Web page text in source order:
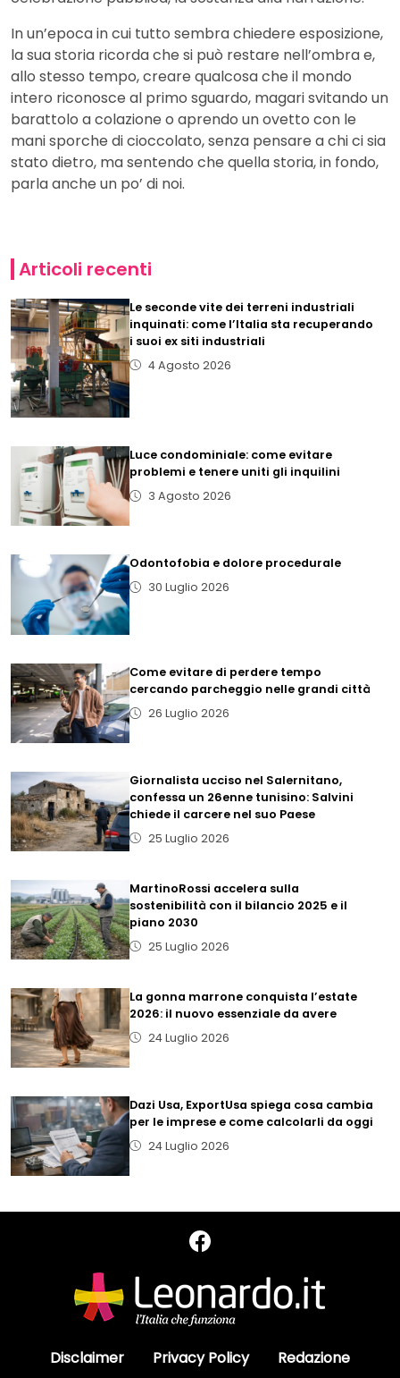
In un’epoca in cui tutto sembra chiedere esposizione,
la sua storia ricorda che si può restare nell’ombra e,
allo stesso tempo, creare qualcosa che il mondo
intero riconosce al primo sguardo, magari svitando un
barattolo a colazione o aprendo un ovetto con le
mani sporche di cioccolato, senza pensare a chi ci sia
stato dietro, ma sentendo che quella storia, in fondo,
parla anche un po’ di noi.
Articoli recenti
Le seconde vite dei terreni industriali
inquinati: come l’Italia sta recuperando
i suoi ex siti industriali
4 Agosto 2026
Luce condominiale: come evitare
problemi e tenere uniti gli inquilini
3 Agosto 2026
Odontofobia e dolore procedurale
30 Luglio 2026
Come evitare di perdere tempo
cercando parcheggio nelle grandi città
26 Luglio 2026
Giornalista ucciso nel Salernitano,
confessa un 26enne tunisino: Salvini
chiede il carcere nel suo Paese
25 Luglio 2026
MartinoRossi accelera sulla
sostenibilità con il bilancio 2025 e il
piano 2030
25 Luglio 2026
La gonna marrone conquista l’estate
2026: il nuovo essenziale da avere
24 Luglio 2026
Dazi Usa, ExportUsa spiega cosa cambia
per le imprese e come calcolarli da oggi
24 Luglio 2026
Disclaimer Privacy Policy Redazione